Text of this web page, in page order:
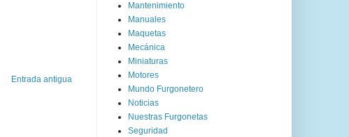
Entrada antigua
Mantenimiento
Manuales
Maquetas
Mecánica
Miniaturas
Motores
Mundo Furgonetero
Noticias
Nuestras Furgonetas
Seguridad